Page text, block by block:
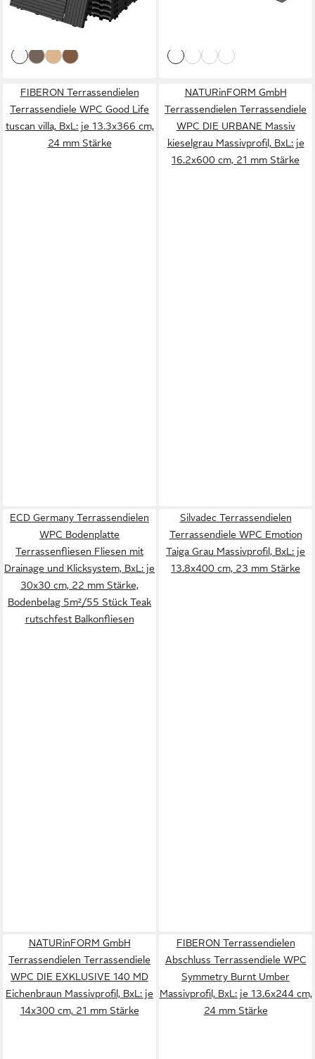
Bodenbelag 1m²/11 Stück
Anthrazit rutschfest
ab 38,99 € UVP48,74 €
FIBERON Terrassendielen
Terrassendiele WPC Good Life
tuscan villa, BxL: je 13.3x366 cm,
24 mm Stärke
NATURinFORM GmbH
Terrassendielen Terrassendiele
WPC DIE URBANE Massiv
kieselgrau Massivprofil, BxL: je
16.2x600 cm, 21 mm Stärke
ECD Germany Terrassendielen
WPC Bodenplatte
Terrassenfliesen Fliesen mit
Drainage und Klicksystem, BxL: je
30x30 cm, 22 mm Stärke,
Bodenbelag 5m²/55 Stück Teak
rutschfest Balkonfliesen
Silvadec Terrassendielen
Terrassendiele WPC Emotion
Taiga Grau Massivprofil, BxL: je
13.8x400 cm, 23 mm Stärke
NATURinFORM GmbH
Terrassendielen Terrassendiele
WPC DIE EXKLUSIVE 140 MD
Eichenbraun Massivprofil, BxL: je
14x300 cm, 21 mm Stärke
FIBERON Terrassendielen
Abschluss Terrassendiele WPC
Symmetry Burnt Umber
Massivprofil, BxL: je 13.6x244 cm,
24 mm Stärke